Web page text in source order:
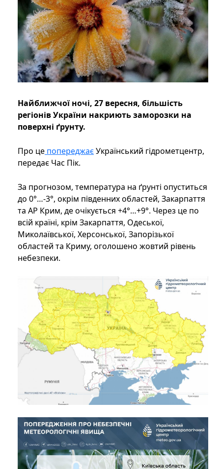
Найближчої ночі, 27 вересня, більшість
регіонів України накриють заморозки на
поверхні ґрунту.
Про це попереджаєУкраїнський гідрометцентр,
передає Час Пік.
За прогнозом, температура на ґрунті опуститься
до 0°…-3°, окрім південних областей, Закарпаття
та АР Крим, де очікується +4°…+9°. Через це по
всій країні, крім Закарпаття, Одеської,
Миколаївської, Херсонської, Запорізької
областей та Криму, оголошено жовтий рівень
небезпеки.